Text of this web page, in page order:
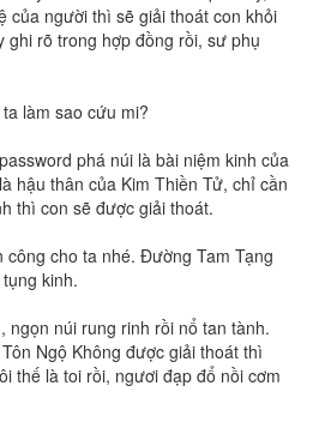
của người thì sẽ giải thoát con khỏi
ghi rõ trong hợp đồng rồi, sư phụ
làm sao cứu mi?
phá núi là bài niệm kinh của
hậu thân của Kim Thiền Tử, chỉ cần
thì con sẽ được giải thoát.
cho ta nhé. Đường Tam Tạng
kinh.
ngọn núi rung rinh rồi nổ tan tành.
Ngộ Không được giải thoát thì
thế là toi rồi, ngươi đạp đổ nồi cơm